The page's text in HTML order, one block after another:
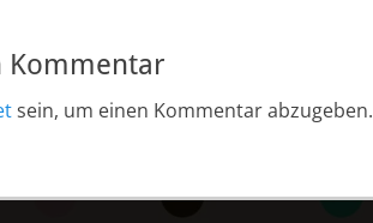
Kommentar
sein, um einen Kommentar abzugeben.